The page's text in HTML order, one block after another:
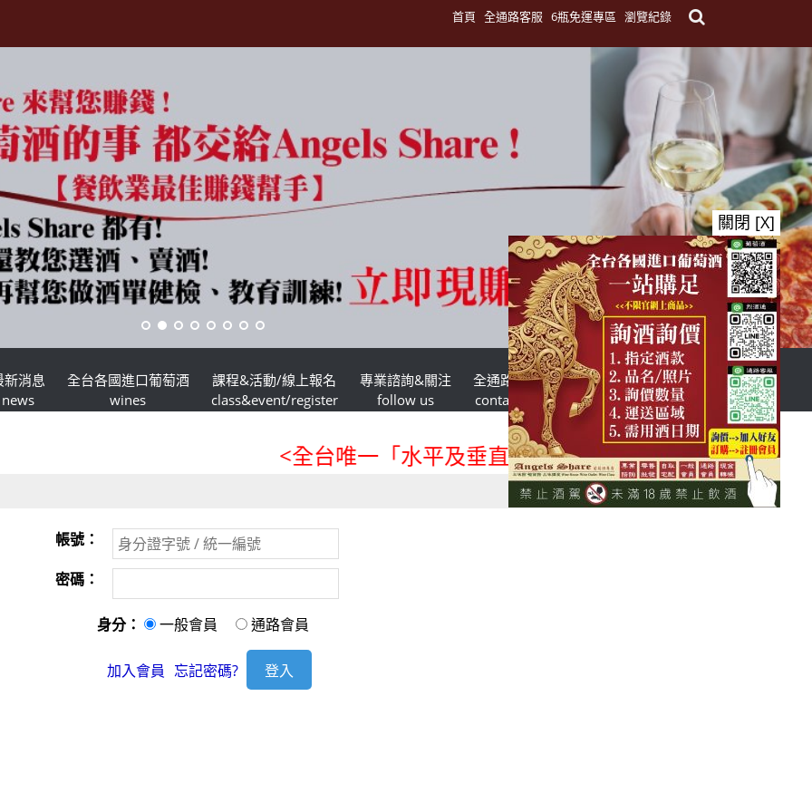
首頁 全通路客服 6瓶免運專區 瀏覽紀錄
新消息
news
全台各國進口葡萄酒
wines
課程&活動/線上報名
class&event/register
專業諮詢&關注
follow us
全通路客服
contact us
台灣酒商聯盟
TWSMA
首頁 會員登入
<全台唯一「水平及垂直整合、一次購足」各國進口酒
帳號：
密碼：
身分： 一般會員 通路會員
加入會員 忘記密碼?
關閉 [X]